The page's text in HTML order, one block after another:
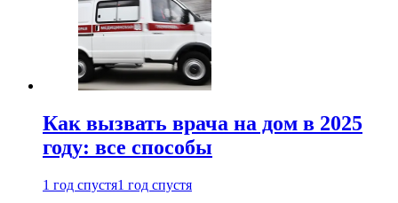
Как вызвать врача на дом в 2025
году: все способы
1 год спустя1 год спустя